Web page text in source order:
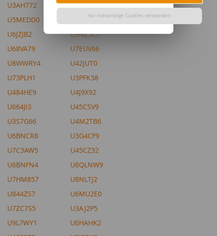
nur notwendige Cookies verwenden
U3AH772
U5MEDD0
U6JZJB2
U68VA79
U8WWRY4
U73PLH1
U484HE9
U664JI3
U3S7G66
U6BNCR8
U7C3AW5
U6BNFN4
U7HM857
U844ZS7
U7ZC7S5
U9L7WY1
U8RDXE7
U8U6TE7
U9NZ5L1
U7EUV66
U42JUT0
U3PFK38
U4J9X92
U45CSV9
U4M2TB6
U3G4CF9
U45CZ32
U6QLNW9
U8NLTJ2
U6MU2E0
U3AJ2P5
U6HAHK2